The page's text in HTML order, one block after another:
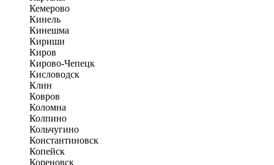
Кемерово
Кинель
Кинешма
Кириши
Киров
Кирово-Чепецк
Кисловодск
Клин
Ковров
Коломна
Колпино
Кольчугино
Константиновск
Копейск
Кореновск